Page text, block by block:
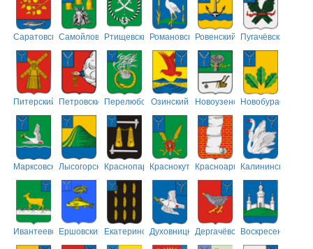
СаратовскийСамойловскийРтищевскийРомановскийРовенский Пугачёвский
Питерский ПетровскийПерелюбскийОзинский НовоузенскийНовобурасский
МарксовскийЛысогорскийКраснопартизанский
КраснокутскийКрасноармейский
Калининский
ИвантеевскийЕршовский ЕкатериновскийДуховницкийДергачёвскийВоскресенский